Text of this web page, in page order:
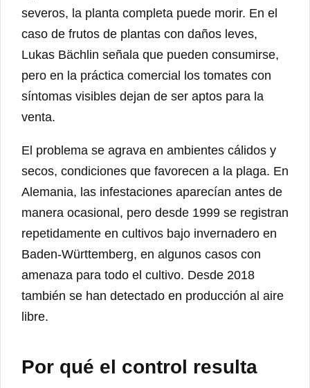
severos, la planta completa puede morir. En el
caso de frutos de plantas con daños leves,
Lukas Bächlin señala que pueden consumirse,
pero en la práctica comercial los tomates con
síntomas visibles dejan de ser aptos para la
venta.
El problema se agrava en ambientes cálidos y
secos, condiciones que favorecen a la plaga. En
Alemania, las infestaciones aparecían antes de
manera ocasional, pero desde 1999 se registran
repetidamente en cultivos bajo invernadero en
Baden-Württemberg, en algunos casos con
amenaza para todo el cultivo. Desde 2018
también se han detectado en producción al aire
libre.
Por qué el control resulta